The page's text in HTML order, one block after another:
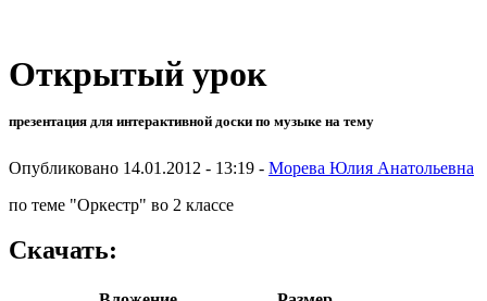
Открытый урок
презентация для интерактивной доски по музыке на тему
Опубликовано 14.01.2012 - 13:19 - Морева Юлия Анатольевна
по теме "Оркестр" во 2 классе
Скачать: